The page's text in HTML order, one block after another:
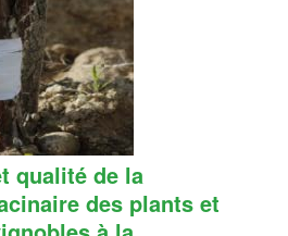
qualité de la
des plants et